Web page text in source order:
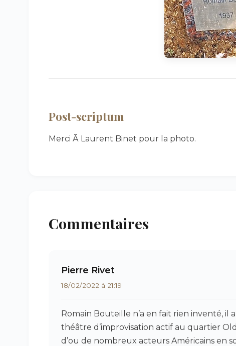
Post-scriptum
Merci Ã Laurent Binet pour la photo.
Commentaires
Pierre Rivet
18/02/2022 à 21:19
Romain Bouteille n’a en fait rien inventé, il
théâtre d’improvisation actif au quartier
d’ou de nombreux acteurs Américains en